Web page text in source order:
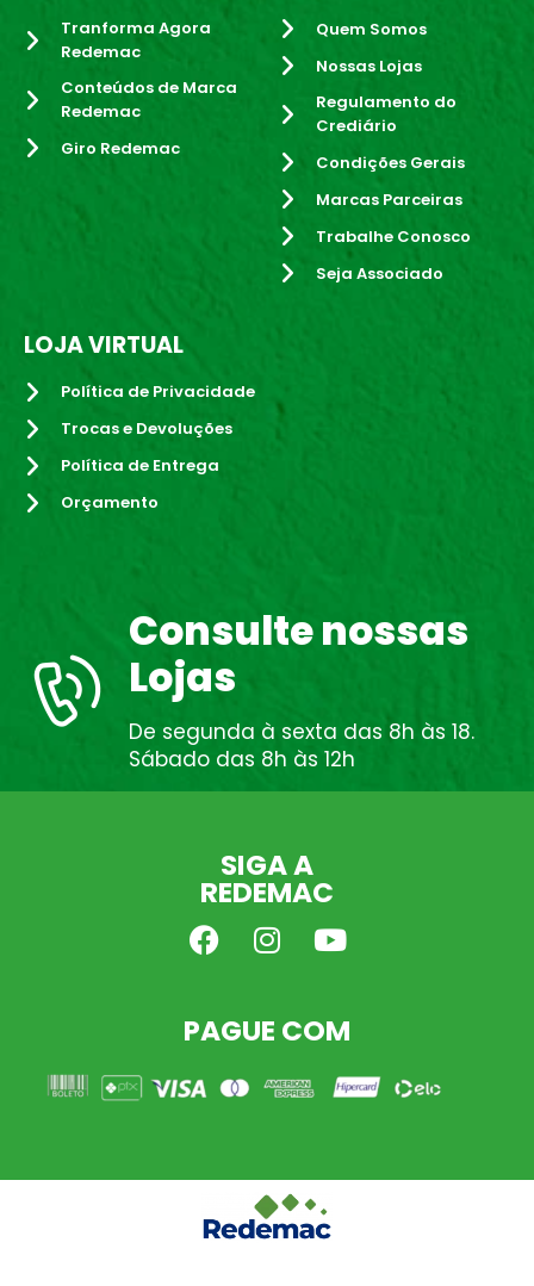
Tranforma Agora
Redemac
Conteúdos de Marca
Redemac
Giro Redemac
Quem Somos
Nossas Lojas
Regulamento do
Crediário
Condições Gerais
Marcas Parceiras
Trabalhe Conosco
Seja Associado
LOJA VIRTUAL
Política de Privacidade
Trocas e Devoluções
Política de Entrega
Orçamento
Consulte nossas
Lojas
De segunda à sexta das 8h às 18.
Sábado das 8h às 12h
SIGA A
REDEMAC
PAGUE COM